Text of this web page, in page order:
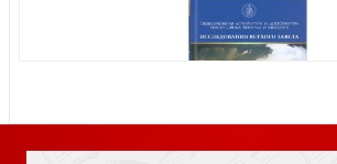
У врат времени. Проповеди на
Бог: да или нет?